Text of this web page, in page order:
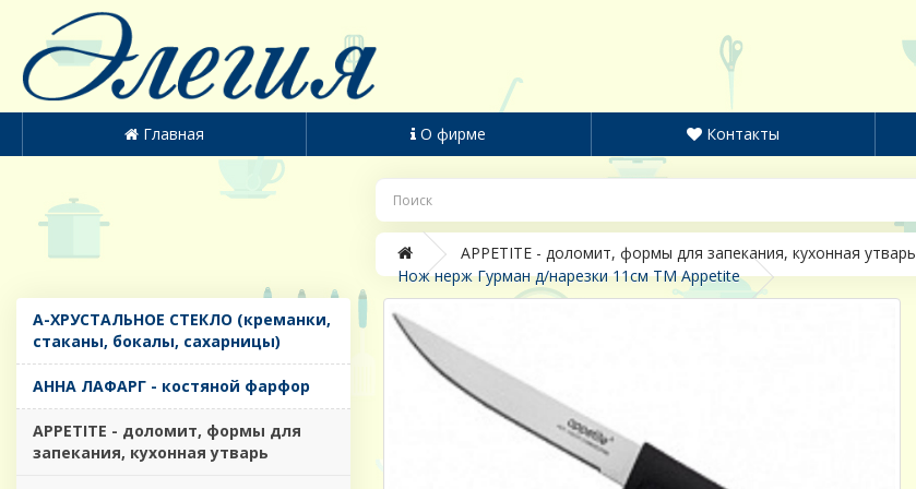
Главная О фирме Контакты
APPETITE - доломит, формы для запекания, кухонная утварь
Нож нерж Гурман д/нарезки 11см ТМ Appetite
A-ХРУСТАЛЬНОЕ СТЕКЛО (креманки,
стаканы, бокалы, сахарницы)
AHHA ЛАФАРГ - костяной фарфор
APPETITE - доломит, формы для
запекания, кухонная утварь